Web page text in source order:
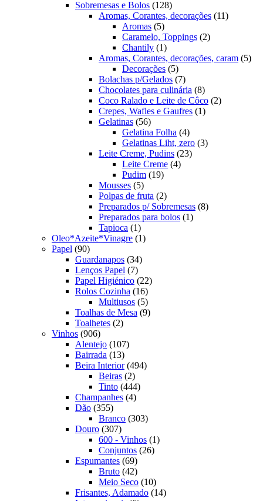
produtos
Sobremesas e Bolos 128128
produtos
Aromas, Corantes, decorações 1111
Aromas 55
produtos
Caramelo, Toppings 22
Chantily 11
produto
Aromas, Corantes, decorações, caram 55
Decorações 55
produtos
Bolachas p/Gelados 77
produtos
Chocolates para culinária 88
produtos
Coco Ralado e Leite de Côco 22
Crepes, Wafles e Gaufres 11
Gelatinas 5656
produtos
Gelatina Folha 44
produtos
Gelatinas Liht, zero 33
Leite Creme, Pudins 2323
Leite Creme 44
Pudim 1919
Mousses 55
produtos
Polpas de fruta 22
produtos
Preparados p/ Sobremesas 88
Preparados para bolos 11
Tapioca 11
produto
Oleo*Azeite*Vinagre 11
Papel 9090
produtos
Guardanapos 3434
Lenços Papel 77
produtos
Papel Higiénico 2222
Rolos Cozinha 1616
produtos
Multiusos 55
produtos
Toalhas de Mesa 99
Toalhetes 22
Vinhos 906906
produtos
Alentejo 107107
Bairrada 1313
produtos
Beira Interior 494494
Beiras 22
produtos
Tinto 444444
Champanhes 44
Dão 355355
produtos
Branco 303303
Douro 307307
produtos
600 - Vinhos 11
Conjuntos 2626
Espumantes 6969
produtos
Bruto 4242
produtos
Meio Seco 1010
produtos
Frisantes, Adamado 1414